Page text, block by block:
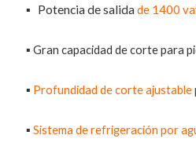
▪ Potencia de salidade 1400
▪ Gran capacidad de corte para
▪ Profundidad de corte ajustable
▪ Sistema de refrigeración por